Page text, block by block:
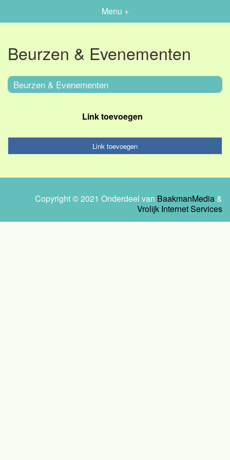
Menu +
Beurzen & Evenementen
Beurzen & Evenementen
Link toevoegen
Link toevoegen
Copyright © 2021 Onderdeel van BaakmanMedia &
Vrolijk Internet Services